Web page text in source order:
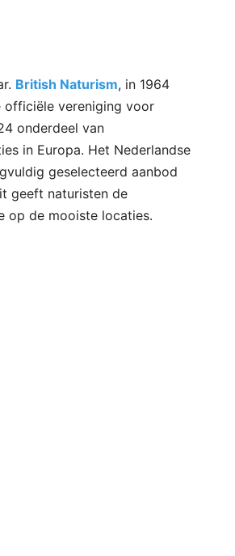
British Naturism, in 1964
officiële vereniging voor
onderdeel van
in Europa. Het Nederlandse
geselecteerd aanbod
geeft naturisten de
op de mooiste locaties.